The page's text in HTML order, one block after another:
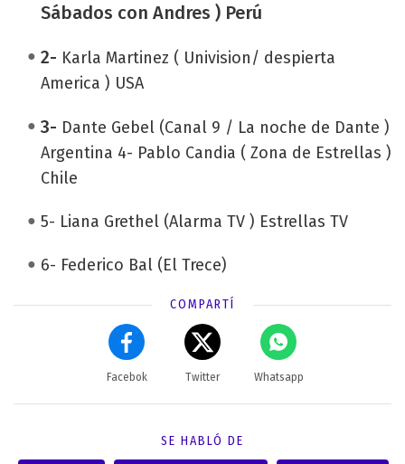
Sábados con Andres ) Perú
2- Karla Martinez ( Univision/ despierta
America ) USA
3- Dante Gebel (Canal 9 / La noche de Dante )
Argentina 4- Pablo Candia ( Zona de Estrellas )
Chile
5- Liana Grethel (Alarma TV ) Estrellas TV
6- Federico Bal (El Trece)
COMPARTÍ
Facebok Twitter Whatsapp
SE HABLÓ DE